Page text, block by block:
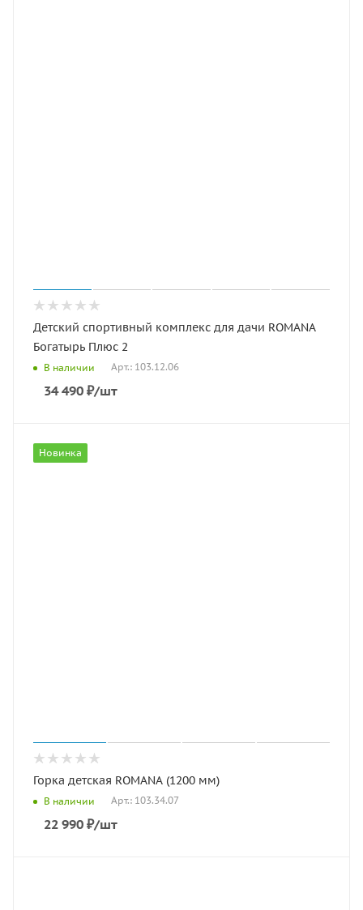
Детский спортивный комплекс для дачи ROMANA
Богатырь Плюс 2
В наличии Арт.: 103.12.06
34 490 ₽/шт
Новинка
Горка детская ROMANA (1200 мм)
В наличии Арт.: 103.34.07
22 990 ₽/шт